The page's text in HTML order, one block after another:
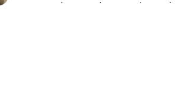
رحلات صباحية ومسائية، تشمل
تبقي لديكم ذكرى دافئة، فإن